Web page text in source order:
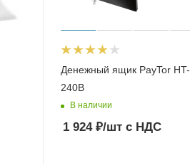
Денежный ящик PayTor HT-
240B
В наличии
1 924₽/шт с НДС